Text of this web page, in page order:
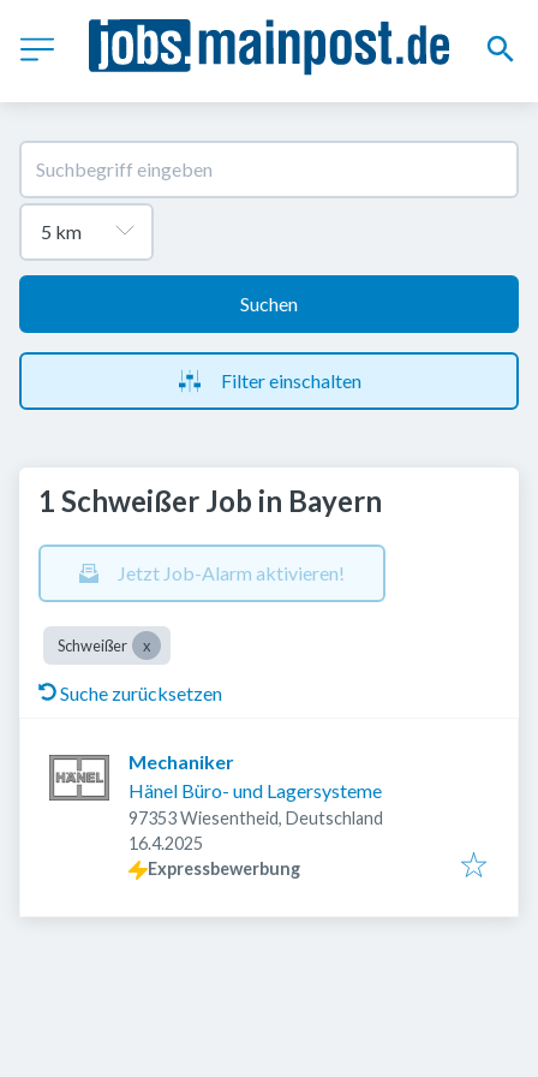
Suchen
Filter einschalten
1 Schweißer Job in Bayern
Jetzt Job-Alarm aktivieren!
Schweißer
Suche zurücksetzen
Mechaniker
Hänel Büro- und Lagersysteme
97353 Wiesentheid, Deutschland
Veröffentlicht
16.4.2025
Expressbewerbung